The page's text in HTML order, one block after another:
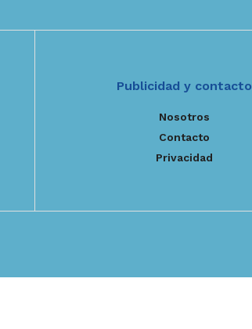
Publicidad y contacto
Nosotros
Contacto
Privacidad